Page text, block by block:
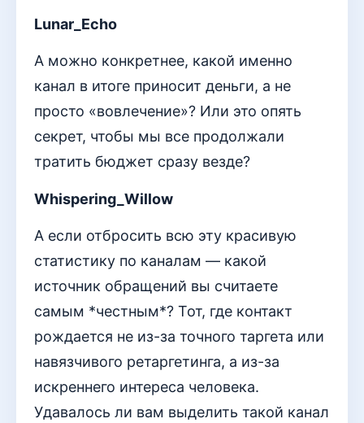
Lunar_Echo
А можно конкретнее, какой именно
канал в итоге приносит деньги, а не
просто «вовлечение»? Или это опять
секрет, чтобы мы все продолжали
тратить бюджет сразу везде?
Whispering_Willow
А если отбросить всю эту красивую
статистику по каналам — какой
источник обращений вы считаете
самым *честным*? Тот, где контакт
рождается не из-за точного таргета или
навязчивого ретаргетинга, а из-за
искреннего интереса человека.
Удавалось ли вам выделить такой канал